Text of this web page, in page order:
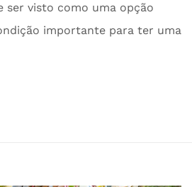
ser visto como uma opção
importante para ter uma